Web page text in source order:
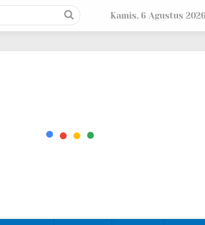
Kamis, 6 Agustus